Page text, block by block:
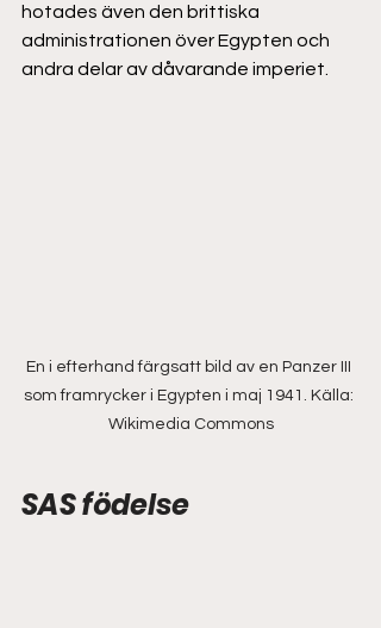
hotades även den brittiska
administrationen över Egypten och
andra delar av dåvarande imperiet.
En i efterhand färgsatt bild av en Panzer III
som framrycker i Egypten i maj 1941. Källa:
Wikimedia Commons
SAS födelse